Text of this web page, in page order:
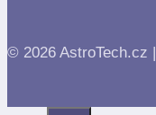
© 2026 AstroTech.cz |